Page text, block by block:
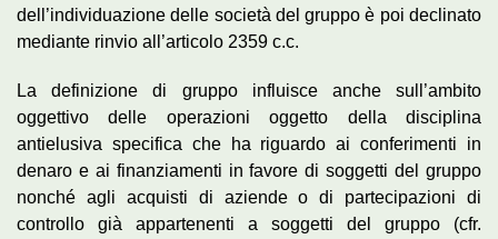
dell’individuazione delle società del gruppo è poi declinato
mediante rinvio all’articolo 2359 c.c.
La definizione di gruppo influisce anche sull’ambito
oggettivo delle operazioni oggetto della disciplina
antielusiva specifica che ha riguardo ai conferimenti in
denaro e ai finanziamenti in favore di soggetti del gruppo
nonché agli acquisti di aziende o di partecipazioni di
controllo già appartenenti a soggetti del gruppo (cfr.